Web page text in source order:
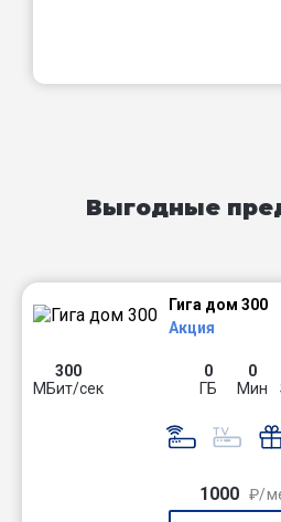
Выгодные
Гига дом 300
Акция
300
МБит/сек
0
ГБ
0
Мин
1000 ₽/